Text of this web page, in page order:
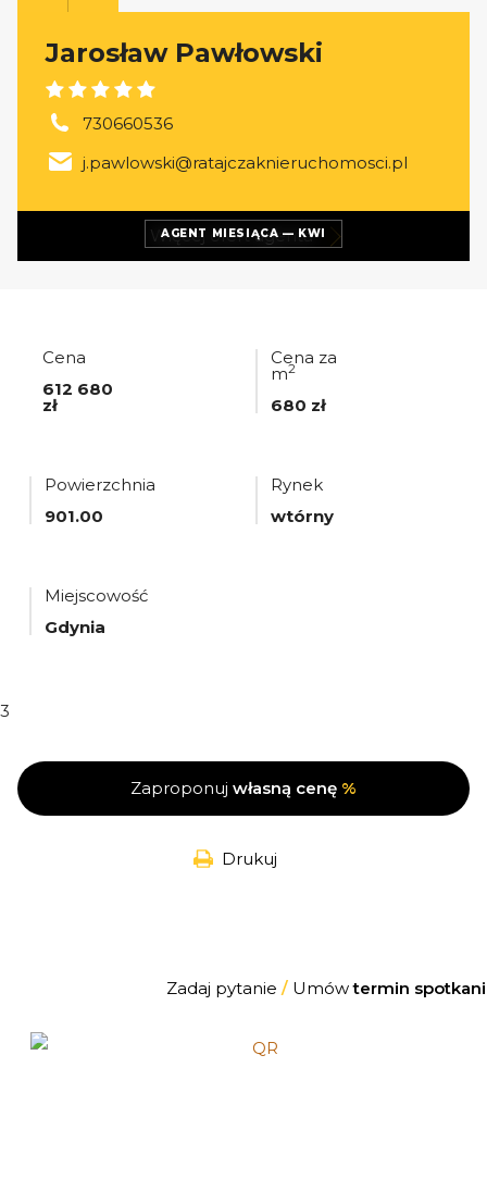
AGENT MIESIĄCA — KWI
Jarosław Pawłowski
730660536
j.pawlowski@ratajczaknieruchomosci.pl
Więcej ofertagenta
Cena
612 680
zł
Cena za
m2
680 zł
Powierzchnia
901.00
Rynek
wtórny
Miejscowość
Gdynia
3
Zaproponuj własną cenę %
Drukuj
Zadaj pytanie /Umówtermin